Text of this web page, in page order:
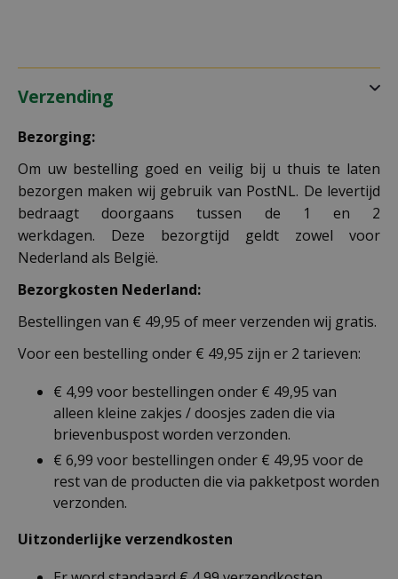
Verzending
Bezorging:
Om uw bestelling goed en veilig bij u thuis te laten
bezorgen maken wij gebruik van PostNL. De levertijd
bedraagt doorgaans tussen de 1 en 2
werkdagen. Deze bezorgtijd geldt zowel voor
Nederland als België.
Bezorgkosten Nederland:
Bestellingen van € 49,95 of meer verzenden wij gratis.
Voor een bestelling onder € 49,95 zijn er 2 tarieven:
€ 4,99 voor bestellingen onder € 49,95 van
alleen kleine zakjes / doosjes zaden die via
brievenbuspost worden verzonden.
€ 6,99 voor bestellingen onder € 49,95 voor de
rest van de producten die via pakketpost worden
verzonden.
Uitzonderlijke verzendkosten